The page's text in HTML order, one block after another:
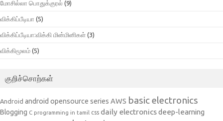
மோசில்லா பொதுக்குரல் (9)
விக்கிப்பீடியா (5)
விக்கிப்பீடியா:விக்கி மின்மினிகள் (3)
விக்கிமூலம் (5)
குறிச்சொற்கள்
Android android opensource series AWS basic electronics
Blogging C programming in tamil css daily electronicsdeep-learning